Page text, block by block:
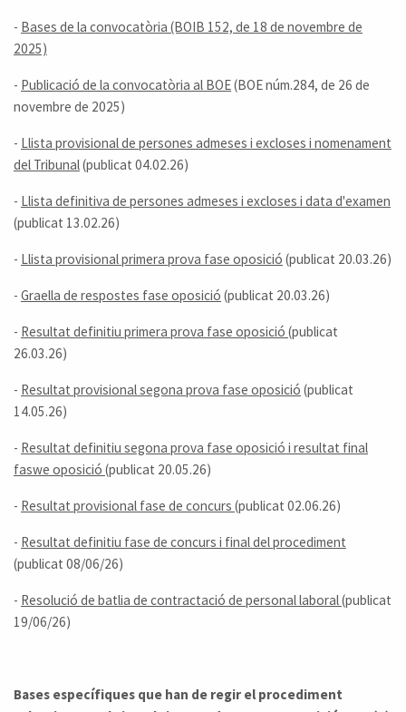
- Bases de la convocatòria (BOIB 152, de 18 de novembre de
2025)
- Publicació de la convocatòria al BOE(BOE núm.284, de 26 de
novembre de 2025)
- Llista provisional de persones admeses i excloses i nomenament
del Tribunal(publicat 04.02.26)
- Llista definitiva de persones admeses i excloses i data d'examen
(publicat 13.02.26)
- Llista provisional primera prova fase oposició (publicat 20.03.26)
- Graella de respostes fase oposició (publicat 20.03.26)
- Resultat definitiu primera prova fase oposició (publicat
26.03.26)
- Resultat provisional segona prova fase oposició (publicat
14.05.26)
- Resultat definitiu segona prova fase oposició i resultat final
faswe oposició (publicat 20.05.26)
- Resultat provisional fase de concurs (publicat 02.06.26)
- Resultat definitiu fase de concurs i final del procediment
(publicat 08/06/26)
- Resolució de batlia de contractació de personal laboral(publicat
19/06/26)
Bases específiques que han de regir el procediment